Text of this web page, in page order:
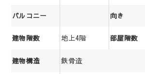
バルコニー 向き
建物階数 地上4階 部屋階数
建物構造 鉄骨造